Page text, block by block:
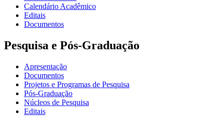
Calendário Acadêmico
Editais
Documentos
Pesquisa e Pós-Graduação
Apresentação
Documentos
Projetos e Programas de Pesquisa
Pós-Graduação
Núcleos de Pesquisa
Editais